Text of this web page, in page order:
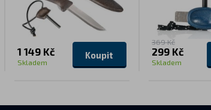
1 149 Kč
Skladem
Koupit
369 Kč
299 Kč
Skladem